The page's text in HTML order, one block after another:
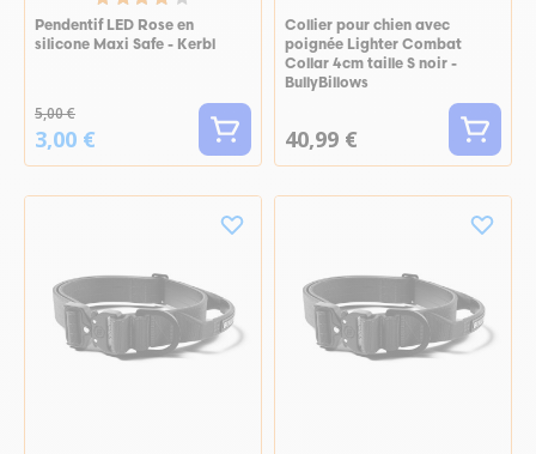
Pendentif LED Rose en
silicone Maxi Safe - Kerbl
5,00 €
3,00 €
Collier pour chien avec
poignée Lighter Combat
Collar 4cm taille S noir -
BullyBillows
40,99 €